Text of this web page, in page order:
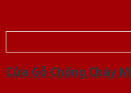
Cửa Gỗ Chống Cháy